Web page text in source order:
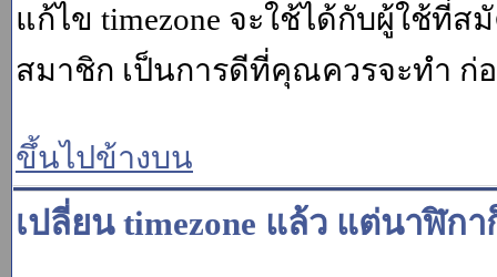
แก้ไข timezone จะใช้ได้กับผู้ใช้ที่
สมาชิก เป็นการดีที่คุณควรจะทำ
ขึ้นไปข้างบน
เปลี่ยน timezone แล้ว แต่นาฬิกา